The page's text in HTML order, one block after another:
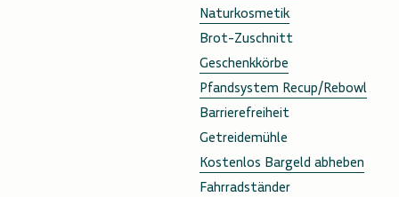
Naturkosmetik
Brot-Zuschnitt
Geschenkkörbe
Pfandsystem Recup/Rebowl
Barrierefreiheit
Getreidemühle
Kostenlos Bargeld abheben
Fahrradständer